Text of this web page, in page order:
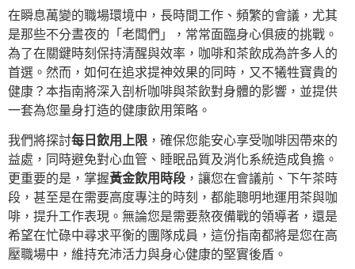
在瞬息萬變的職場環境中，長時間工作、頻繁的會議，尤其
是那些不分晝夜的「老闆們」，常常面臨身心俱疲的挑戰。
為了在關鍵時刻保持清醒與效率，咖啡和茶飲成為許多人的
首選。然而，如何在追求提神效果的同時，又不犧牲寶貴的
健康？本指南將深入剖析咖啡與茶飲對身體的影響，並提供
一套為您量身打造的健康飲用策略。
我們將探討每日飲用上限 ，確保您能安心享受咖啡因帶來的
益處，同時避免對心血管、睡眠品質及消化系統造成負擔。
更重要的是，掌握黃金飲用時段 ，讓您在會議前、下午茶時
段，甚至是在需要高度專注的時刻，都能聰明地運用茶與咖
啡，提升工作表現。無論您是需要熬夜備戰的領導者，還是
希望在忙碌中尋求平衡的團隊成員，這份指南都將是您在高
壓職場中，維持充沛活力與身心健康的堅實後盾。